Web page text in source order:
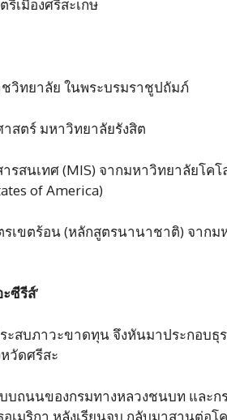
เมืองศรีสะเกษ
ชวิทยาลัย ในพระบรมราชูปถัมภ์
สตร์ มหาวิทยาลัยรังสิต
สนเทศ (MIS) จากมหาวิทยาลัยโคโ
of America)
เขตร้อน (หลักสูตรนานาชาติ) จากม
ซีรีส์’
สบภาวะขาดทุน จึงหันมาประกอบธุ
วัดศรีสะ
บถนนของกรมทางหลวงชนบท และก